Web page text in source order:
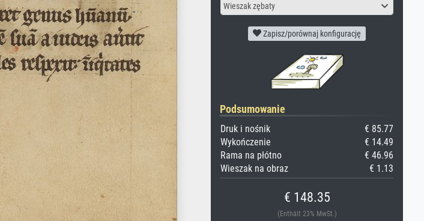
Wieszak zębaty
Zapisz/porównaj konfigurację
Podsumowanie
Druk i nośnik
€ 85.77
Wykończenie
€ 14.49
Rama na płótno
€ 46.96
Wieszak na obraz
€ 1.13
€ 148.35
(Enthält 23% MwSt.)